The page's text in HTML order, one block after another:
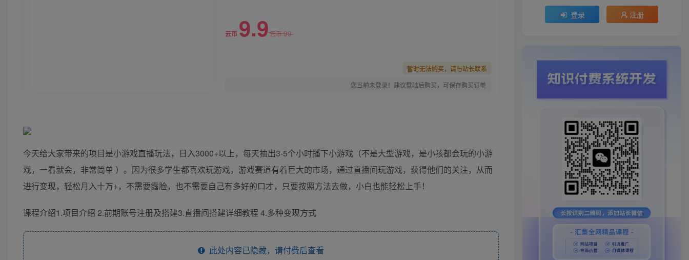
云币 9.9云币99
暂时无法购买，请与站长联系
您当前未登录！建议登陆后购买，可保存购买订单
今天给大家带来的项目是小游戏直播玩法，日入3000+以上，每天抽出3-5个小时播下小游戏（不是大型游戏，是小孩都会玩的小游
戏，一看就会，非常简单 ）。因为很多学生都喜欢玩游戏，游戏赛道有着巨大的市场，通过直播间玩游戏，获得他们的关注，从而
进行变现，轻松月入十万+，不需要露脸，也不需要自己有多好的口才，只要按照方法去做，小白也能轻松上手！
课程介绍1.项目介绍 2.前期账号注册及搭建3.直播间搭建详细教程 4.多种变现方式
此处内容已隐藏，请付费后查看
登录 注册